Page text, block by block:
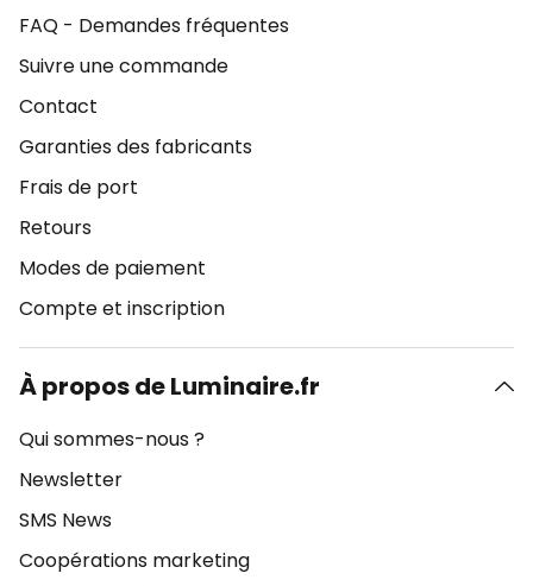
FAQ - Demandes fréquentes
Suivre une commande
Contact
Garanties des fabricants
Frais de port
Retours
Modes de paiement
Compte et inscription
À propos de Luminaire.fr
Qui sommes-nous ?
Newsletter
SMS News
Coopérations marketing